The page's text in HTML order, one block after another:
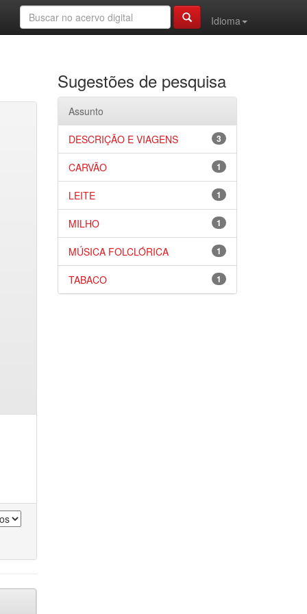
Idioma
Sugestões de pesquisa
Assunto
3
DESCRIÇÃO E VIAGENS
1
CARVÃO
1
LEITE
1
MILHO
1
MÚSICA FOLCLÓRICA
1
TABACO